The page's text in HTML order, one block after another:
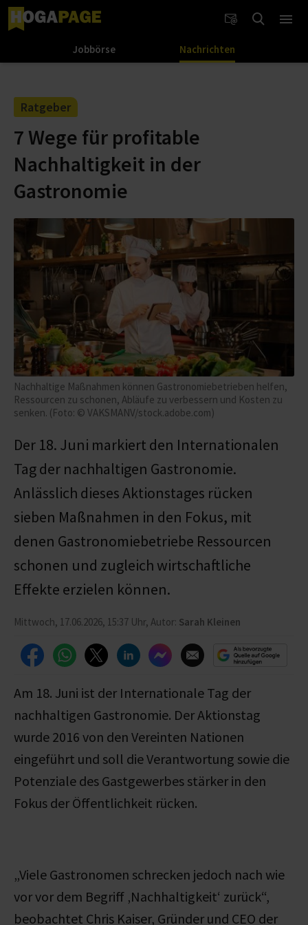
Jobbörse Nachrichten
Ratgeber
7 Wege für profitable
Nachhaltigkeit in der
Gastronomie
Nachhaltige Maßnahmen können Gastronomiebetrieben helfen,
Ressourcen zu schonen, Abläufe zu verbessern und Kosten zu
senken. (Foto: © VAKSMANV/stock.adobe.com)
Der 18. Juni markiert den Internationalen
Tag der nachhaltigen Gastronomie.
Anlässlich dieses Aktionstages rücken
sieben Maßnahmen in den Fokus, mit
denen Gastronomiebetriebe Ressourcen
schonen und zugleich wirtschaftliche
Effekte erzielen können.
Mittwoch, 17.06.2026, 15:37 Uhr, Autor: Sarah Kleinen
Am 18. Juni ist der Internationale Tag der
nachhaltigen Gastronomie. Der Aktionstag
wurde 2016 von den Vereinten Nationen
eingeführt und soll die Verantwortung sowie die
Potenziale des Gastgewerbes stärker in den
Fokus der Öffentlichkeit rücken.
„Viele Gastronomen schrecken jedoch nach wie
vor vor dem Begriff ‚Nachhaltigkeit‘ zurück“,
beobachtet Chris Kaiser, Gründer und CEO der